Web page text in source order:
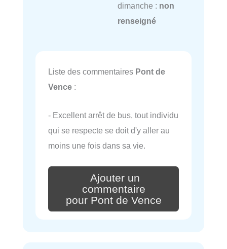
dimanche : non
renseigné
Liste des commentaires Pont de
Vence :
- Excellent arrêt de bus, tout individu
qui se respecte se doit d'y aller au
moins une fois dans sa vie.
Ajouter un
commentaire
pour Pont de Vence